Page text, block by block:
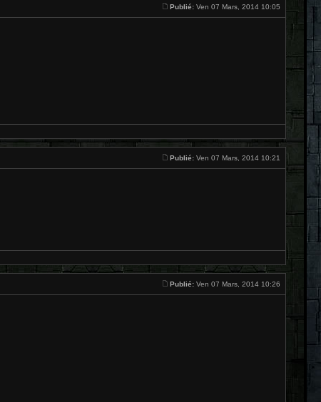
Publié: Ven 07 Mars, 2014 10:05
Publié: Ven 07 Mars, 2014 10:21
Publié: Ven 07 Mars, 2014 10:26